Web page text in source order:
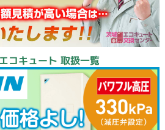
コキュート 取扱一覧